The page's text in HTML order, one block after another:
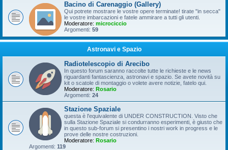
Bacino di Carenaggio (Gallery)
Qui potrete mostrare le vostre opere terminate! tirate "in secca"
le vostre imbarcazioni e fatele ammirare a tutti gli utenti.
Moderatore: microciccio
Argomenti: 59
Astronavi e Spazio
Radiotelescopio di Arecibo
In questo forum saranno raccolte tutte le richieste e le news
riguardanti fantascienza, astronavi e spazio. Se avete novità su
kit o scatole di montaggio o volete avere notizie, fatelo qui.
Moderatore: Rosario
Argomenti: 24
Stazione Spaziale
questa è l'equivalente di UNDER CONSTRUCTION. Visto che
sulla Stazione Spaziale si condurranno esperimenti, è giusto che
in questo sub-forum si presentino i nostri work in progress e le
prove delle nostre costruzioni.
Moderatore: Rosario
Argomenti: 119